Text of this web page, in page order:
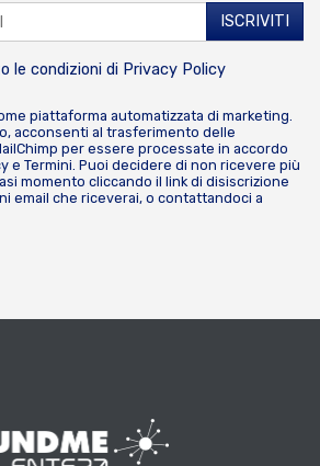
le condizioni di Privacy Policy
piattaforma automatizzata di marketing.
acconsenti al trasferimento delle
per essere processate in accordo
e Termini. Puoi decidere di non ricevere più
momento cliccando il link di disiscrizione
email che riceverai, o contattandoci a